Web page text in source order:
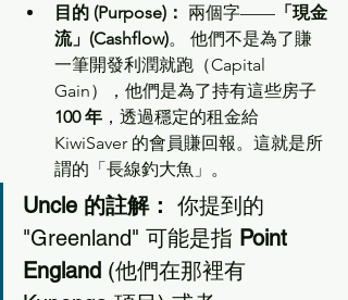
目的 (Purpose)： 兩個字—— 「現金
流」(Cashflow)。 他們不是為了賺
一筆開發利潤就跑（Capital
Gain），他們是為了持有這些房子
100 年 ，透過穩定的租金給
KiwiSaver 的會員賺回報。這就是所
謂的「長線釣大魚」。
Uncle 的註解： 你提到的
"Greenland" 可能是指 Point
England (他們在那裡有